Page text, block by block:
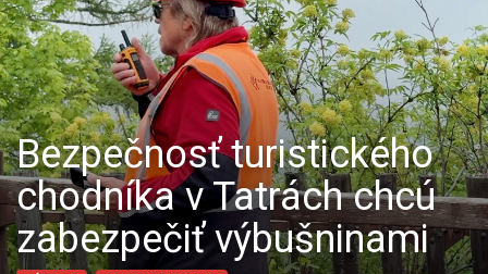
Bezpečnosť turistického
chodníka v Tatrách chcú
zabezpečiť výbušninami